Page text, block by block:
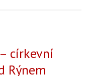
církevní
Rýnem